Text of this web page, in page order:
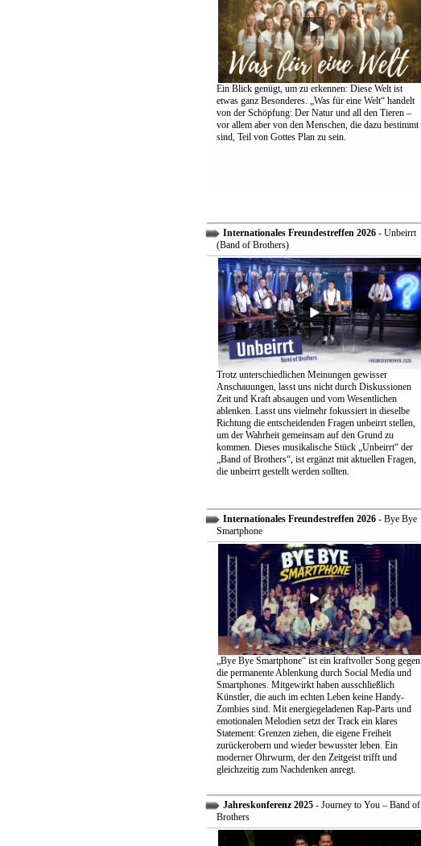
Ein Blick genügt, um zu erkennen: Diese Welt ist
etwas ganz Besonderes. „Was für eine Welt“ handelt
von der Schöpfung: Der Natur und all den Tieren –
vor allem aber von den Menschen, die dazu bestimmt
sind, Teil von Gottes Plan zu sein.
Internationales Freundestreffen 2026- Unbeirrt
(Band of Brothers)
Trotz unterschiedlichen Meinungen gewisser
Anschauungen, lasst uns nicht durch Diskussionen
Zeit und Kraft absaugen und vom Wesentlichen
ablenken. Lasst uns vielmehr fokussiert in dieselbe
Richtung die entscheidenden Fragen unbeirrt stellen,
um der Wahrheit gemeinsam auf den Grund zu
kommen. Dieses musikalische Stück „Unbeirrt“ der
„Band of Brothers“, ist ergänzt mit aktuellen Fragen,
die unbeirrt gestellt werden sollten.
Internationales Freundestreffen 2026- Bye Bye
Smartphone
„Bye Bye Smartphone“ ist ein kraftvoller Song gegen
die permanente Ablenkung durch Social Media und
Smartphones. Mitgewirkt haben ausschließlich
Künstler, die auch im echten Leben keine Handy-
Zombies sind. Mit energiegeladenen Rap-Parts und
emotionalen Melodien setzt der Track ein klares
Statement: Grenzen ziehen, die eigene Freiheit
zurückerobern und wieder bewusster leben. Ein
moderner Ohrwurm, der den Zeitgeist trifft und
gleichzeitig zum Nachdenken anregt.
Jahreskonferenz 2025- Journey to You – Band of
Brothers